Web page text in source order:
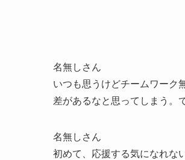
名無しさん
いつも思うけどチームワーク
差があるなと思ってしまう。
名無しさん
初めて、応援する気になれな